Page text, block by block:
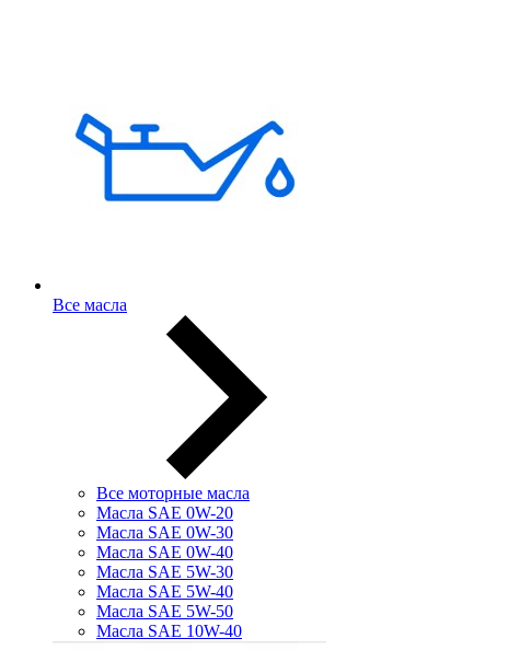
Все масла
Все моторные масла
Масла SAE 0W-20
Масла SAE 0W-30
Масла SAE 0W-40
Масла SAE 5W-30
Масла SAE 5W-40
Масла SAE 5W-50
Масла SAE 10W-40